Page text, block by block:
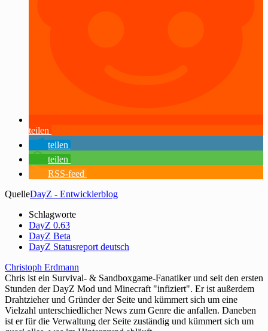
teilen
teilen
teilen
RSS-feed
QuelleDayZ - Entwicklerblog
Schlagworte
DayZ 0.63
DayZ Beta
DayZ Statusreport deutsch
Christoph Erdmann
Chris ist ein Survival- & Sandboxgame-Fanatiker und seit den ersten
Stunden der DayZ Mod und Minecraft "infiziert". Er ist außerdem
Drahtzieher und Gründer der Seite und kümmert sich um eine
Vielzahl unterschiedlicher News zum Genre die anfallen. Daneben
ist er für die Verwaltung der Seite zuständig und kümmert sich um